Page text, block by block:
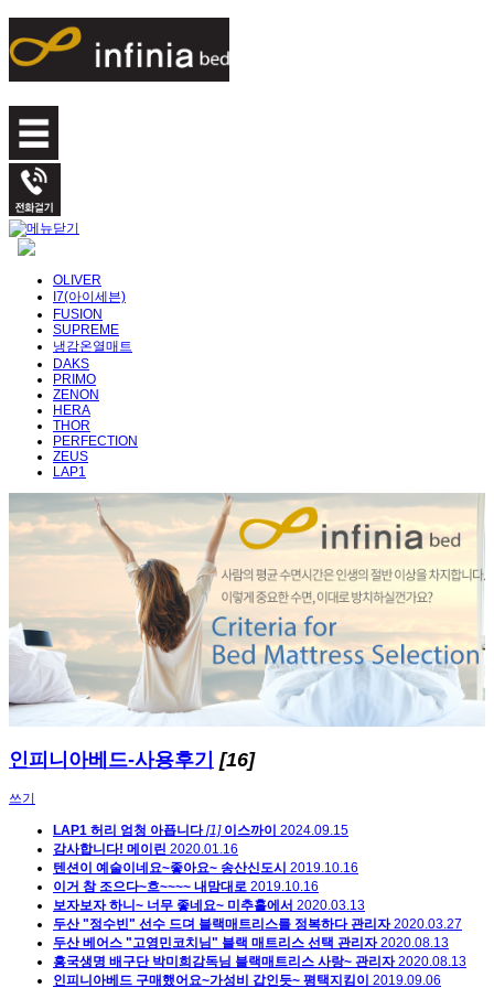
OLIVER
I7(아이세븐)
FUSION
SUPREME
냉감온열매트
DAKS
PRIMO
ZENON
HERA
THOR
PERFECTION
ZEUS
LAP1
인피니아베드-사용후기 [16]
쓰기
LAP1 허리 엄청 아픕니다 [1] 이스까이 2024.09.15
감사합니다! 메이린 2020.01.16
텐션이 예술이네요~좋아요~ 송산신도시 2019.10.16
이거 참 조으다~흐~~~~ 내맘대로 2019.10.16
보자보자 하니~ 너무 좋네요~ 미추홀에서 2020.03.13
두산 "정수빈" 선수 드뎌 블랙매트리스를 정복하다 관리자 2020.03.27
두산 베어스 "고영민코치님" 블랙 매트리스 선택 관리자 2020.08.13
흥국생명 배구단 박미희감독님 블랙매트리스 사랑~ 관리자 2020.08.13
인피니아베드 구매했어요~가성비 갑인듯~ 평택지킴이 2019.09.06